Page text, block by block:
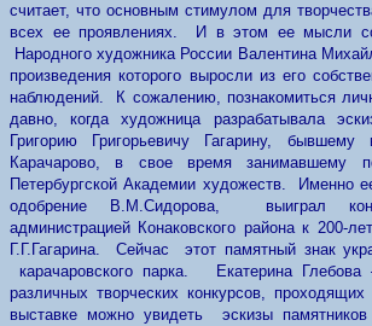
считает, что основным стимулом для
всех ее проявлениях. И в этом ее мысли
Народного художника России Валентина
произведения которого выросли из его
наблюдений. К сожалению, познакомиться
давно, когда художница разрабатывала
Григорию Григорьевичу Гагарину,
Карачарово, в свое время занимавшему
Петербургской Академии художеств. Именно
одобрение В.М.Сидорова, выиграл
администрацией Конаковского района к 200-
Г.Г.Гагарина. Сейчас этот памятный знак
карачаровского парка. Екатерина Глебова
различных творческих конкурсов,
выставке можно увидеть эскизы памятников